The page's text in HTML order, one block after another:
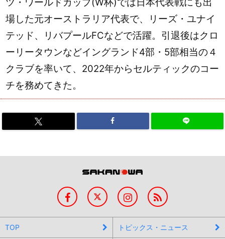
場した元オーストラリア代表で、リーズ・ユナイ
テッド、リバプールFCなどで活躍。引退後はクロ
ーリータウンなどイングランド4部・5部相当の４
クラブを率いて、2022年からセルティックのコー
チを務めてきた。
TOP トピックス・ニュース